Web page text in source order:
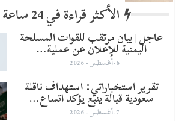
الأكثر قراءة في 24 ساعة
عاجل | بيان مرتقب للقوات المسلحة
اليمنية للإعلان عن عملية…
6-أغسطس- 2026
تقرير استخباراتي: استهداف ناقلة
سعودية قبالة ينبع يؤكد اتساع…
7-أغسطس- 2026